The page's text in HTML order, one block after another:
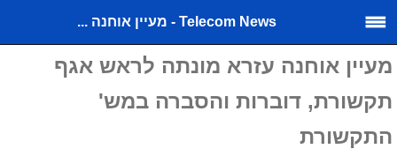
Telecom News - מעיין אוחנה ...
מעיין אוחנה עזרא מונתה לראש אגף
תקשורת, דוברות והסברה במש'
התקשורת